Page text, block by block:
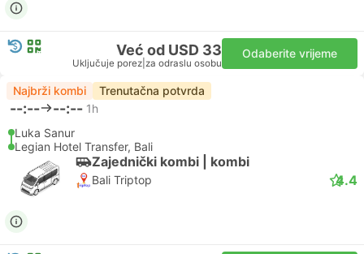
Već od USD 33
Uključuje porez za odraslu osobu
Odaberite vrijeme
Najbrži kombi Trenutačna potvrda
--:-- --:-- 1h
Luka Sanur
Legian Hotel Transfer, Bali
Zajednički kombi | kombi
Bali Triptop 4.4